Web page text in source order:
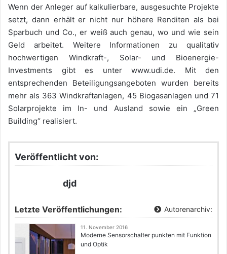
Wenn der Anleger auf kalkulierbare, ausgesuchte Projekte
setzt, dann erhält er nicht nur höhere Renditen als bei
Sparbuch und Co., er weiß auch genau, wo und wie sein
Geld arbeitet. Weitere Informationen zu qualitativ
hochwertigen Windkraft-, Solar- und Bioenergie-
Investments gibt es unter www.udi.de. Mit den
entsprechenden Beteiligungsangeboten wurden bereits
mehr als 363 Windkraftanlagen, 45 Biogasanlagen und 71
Solarprojekte im In- und Ausland sowie ein „Green
Building“ realisiert.
Veröffentlicht von:
djd
Letzte Veröffentlichungen: Autorenarchiv:
11. November 2016
Moderne Sensorschalter punkten mit Funktion
und Optik